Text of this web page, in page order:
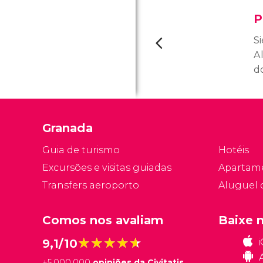
Granada
Guia de turismo
Excursões e visitas guiadas
Transfers aeroporto
Hotéis
Aluguel
Comos nos avaliam
9,1/10★★★★★
★★★★★
Baixe